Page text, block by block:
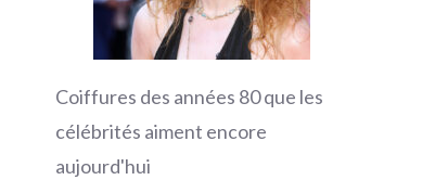
Coiffures des années 80 que les
célébrités aiment encore
aujourd'hui